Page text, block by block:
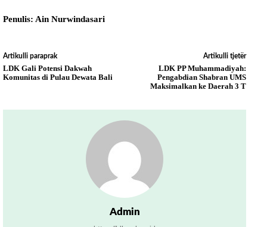
Penulis: Ain Nurwindasari
Artikulli paraprak
LDK Gali Potensi Dakwah
Komunitas di Pulau Dewata Bali
Artikulli tjetër
LDK PP Muhammadiyah:
Pengabdian Shabran UMS
Maksimalkan ke Daerah 3 T
Admin